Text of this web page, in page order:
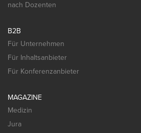
nach Dozenten
B2B
Für Unternehmen
Für Inhaltsanbieter
Für Konferenzanbieter
MAGAZINE
Medizin
Jura